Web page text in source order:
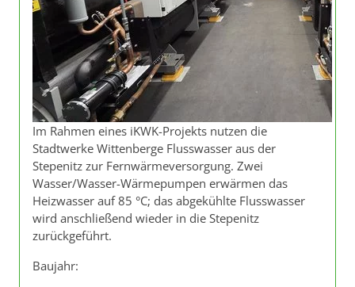
Im Rahmen eines iKWK-Projekts nutzen die
Stadtwerke Wittenberge Flusswasser aus der
Stepenitz zur Fernwärmeversorgung. Zwei
Wasser/Wasser-Wärmepumpen erwärmen das
Heizwasser auf 85 °C; das abgekühlte Flusswasser
wird anschließend wieder in die Stepenitz
zurückgeführt.
Baujahr: